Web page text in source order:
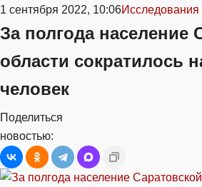
1 сентября 2022, 10:06
За полгода население
области сократилось
человек
Поделиться
новостью: